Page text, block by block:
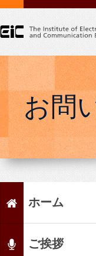
お問
ホーム
ご挨拶